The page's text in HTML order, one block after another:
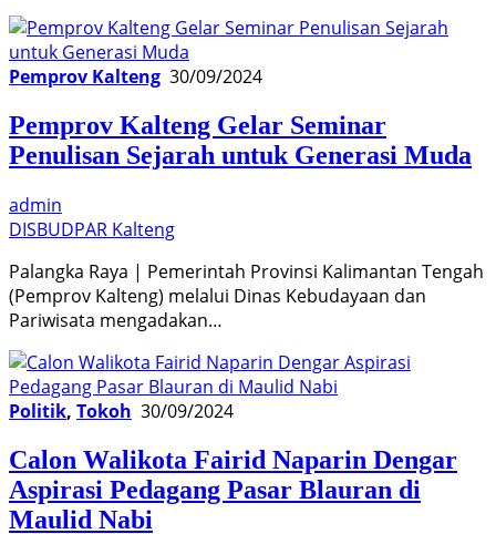
Pemprov Kalteng 30/09/2024
Pemprov Kalteng Gelar Seminar
Penulisan Sejarah untuk Generasi Muda
admin
DISBUDPAR Kalteng
Palangka Raya | Pemerintah Provinsi Kalimantan Tengah
(Pemprov Kalteng) melalui Dinas Kebudayaan dan
Pariwisata mengadakan…
Politik, Tokoh 30/09/2024
Calon Walikota Fairid Naparin Dengar
Aspirasi Pedagang Pasar Blauran di
Maulid Nabi